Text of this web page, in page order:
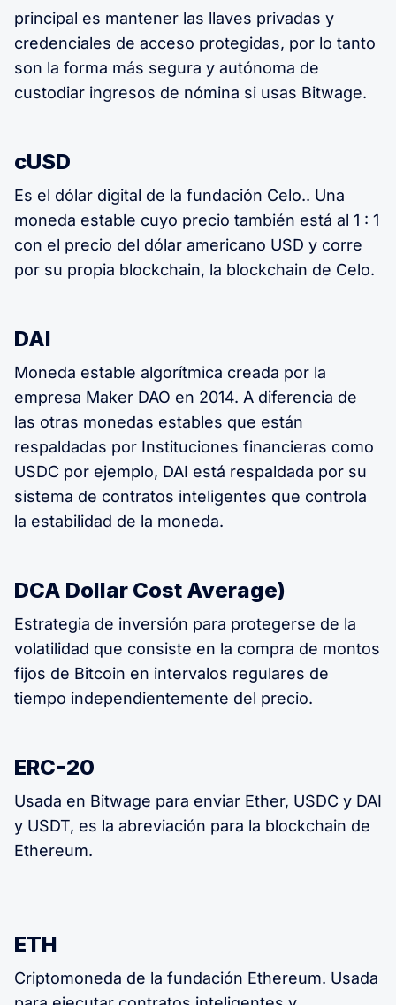
principal es mantener las llaves privadas y
credenciales de acceso protegidas, por lo tanto
son la forma más segura y autónoma de
custodiar ingresos de nómina si usas Bitwage.
cUSD
Es el dólar digital de la fundación Celo.. Una
moneda estable cuyo precio también está al 1 : 1
con el precio del dólar americano USD y corre
por su propia blockchain, la blockchain de Celo.
DAI
Moneda estable algorítmica creada por la
empresa Maker DAO en 2014. A diferencia de
las otras monedas estables que están
respaldadas por Instituciones financieras como
USDC por ejemplo, DAI está respaldada por su
sistema de contratos inteligentes que controla
la estabilidad de la moneda.
DCA Dollar Cost Average)
Estrategia de inversión para protegerse de la
volatilidad que consiste en la compra de montos
fijos de Bitcoin en intervalos regulares de
tiempo independientemente del precio.
ERC-20
Usada en Bitwage para enviar Ether, USDC y DAI
y USDT, es la abreviación para la blockchain de
Ethereum.
ETH
Criptomoneda de la fundación Ethereum. Usada